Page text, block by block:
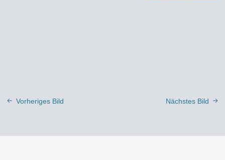
Nächstes Bild
Vorheriges Bild